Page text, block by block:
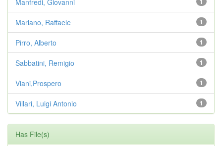
Manfredi, Giovanni
1
Mariano, Raffaele
1
Pirro, Alberto
1
Sabbatini, Remigio
1
Viani,Prospero
1
Villari, Luigi Antonio
Has File(s)